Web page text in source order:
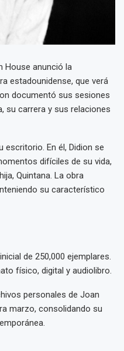
House anunció la
estadounidense, que verá
documentó sus sesiones
su carrera y sus relaciones
En él, Didion se
difíciles de su vida,
Quintana. La obra
su característico
de 250,000 ejemplares.
físico, digital y audiolibro.
personales de Joan
marzo, consolidando su